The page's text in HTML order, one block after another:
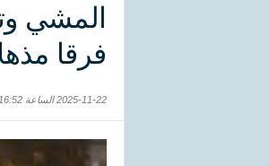
فرقا
2025-11-22 الساعة 16:52